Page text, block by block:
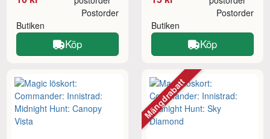
Butiken
Postorder
Köp
Butiken
Postorder
Köp
Mängdrabatt